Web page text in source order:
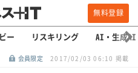
無料登録
ー リスキリング AI・生成AI
会員限定 2017/02/03 06:10 掲載